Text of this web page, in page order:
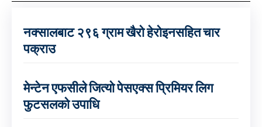
नक्सालबाट २९६ ग्राम खैरो हेरोइनसहित चार
पक्राउ
मेन्टेन एफसीले जित्यो पेसएक्स प्रिमियर लिग
फुटसलको उपाधि